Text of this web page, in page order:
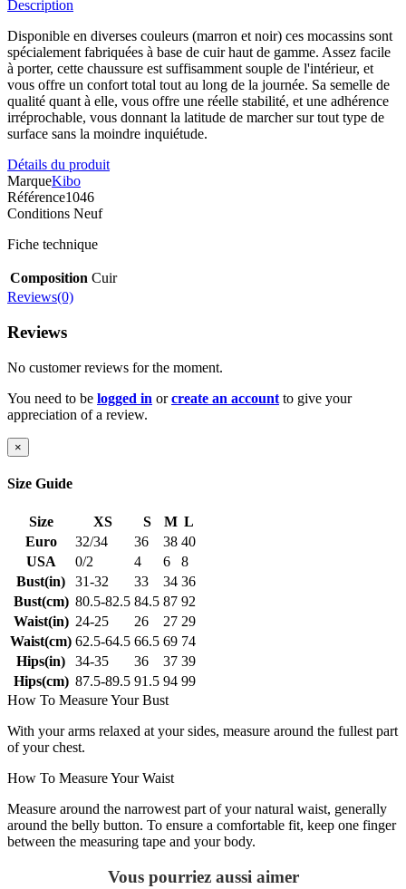
Description
Disponible en diverses couleurs (marron et noir) ces mocassins sont
spécialement fabriquées à base de cuir haut de gamme. Assez facile
à porter, cette chaussure est suffisamment souple de l'intérieur, et
vous offre un confort total tout au long de la journée. Sa semelle de
qualité quant à elle, vous offre une réelle stabilité, et une adhérence
irréprochable, vous donnant la latitude de marcher sur tout type de
surface sans la moindre inquiétude.
Détails du produit
MarqueKibo
Référence1046
Conditions Neuf
Fiche technique
Composition Cuir
Reviews(0)
Reviews
No customer reviews for the moment.
You need to be logged in orcreate an account to give your
appreciation of a review.
×
Size Guide
Size XS S M L
Euro
32/34 36 38 40
USA
0/2 4 6
8
Bust(in)
31-32 33 34 36
Bust(cm) 80.5-82.5 84.5 87 92
Waist(in) 24-25 26 27 29
Waist(cm) 62.5-64.5 66.5 69 74
Hips(in)
34-35 36 37 39
Hips(cm) 87.5-89.5 91.5 94 99
How To Measure Your Bust
With your arms relaxed at your sides, measure around the fullest part
of your chest.
How To Measure Your Waist
Measure around the narrowest part of your natural waist, generally
around the belly button. To ensure a comfortable fit, keep one finger
between the measuring tape and your body.
Vous pourriez aussi aimer